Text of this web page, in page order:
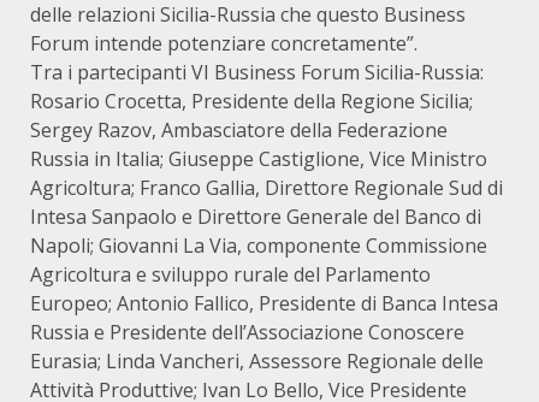
delle relazioni Sicilia-Russia che questo Business
Forum intende potenziare concretamente”.
Tra i partecipanti VI Business Forum Sicilia-Russia:
Rosario Crocetta, Presidente della Regione Sicilia;
Sergey Razov, Ambasciatore della Federazione
Russia in Italia; Giuseppe Castiglione, Vice Ministro
Agricoltura; Franco Gallia, Direttore Regionale Sud di
Intesa Sanpaolo e Direttore Generale del Banco di
Napoli; Giovanni La Via, componente Commissione
Agricoltura e sviluppo rurale del Parlamento
Europeo; Antonio Fallico, Presidente di Banca Intesa
Russia e Presidente dell’Associazione Conoscere
Eurasia; Linda Vancheri, Assessore Regionale delle
Attività Produttive; Ivan Lo Bello, Vice Presidente